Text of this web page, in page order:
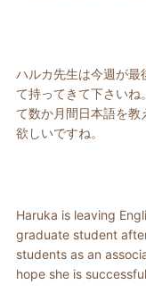
ハルカ先生は今週が最
て持ってきて下さいね
て数か月間日本語を教
欲しいですね。
Haruka is leaving
graduate student
students as an
hope she is